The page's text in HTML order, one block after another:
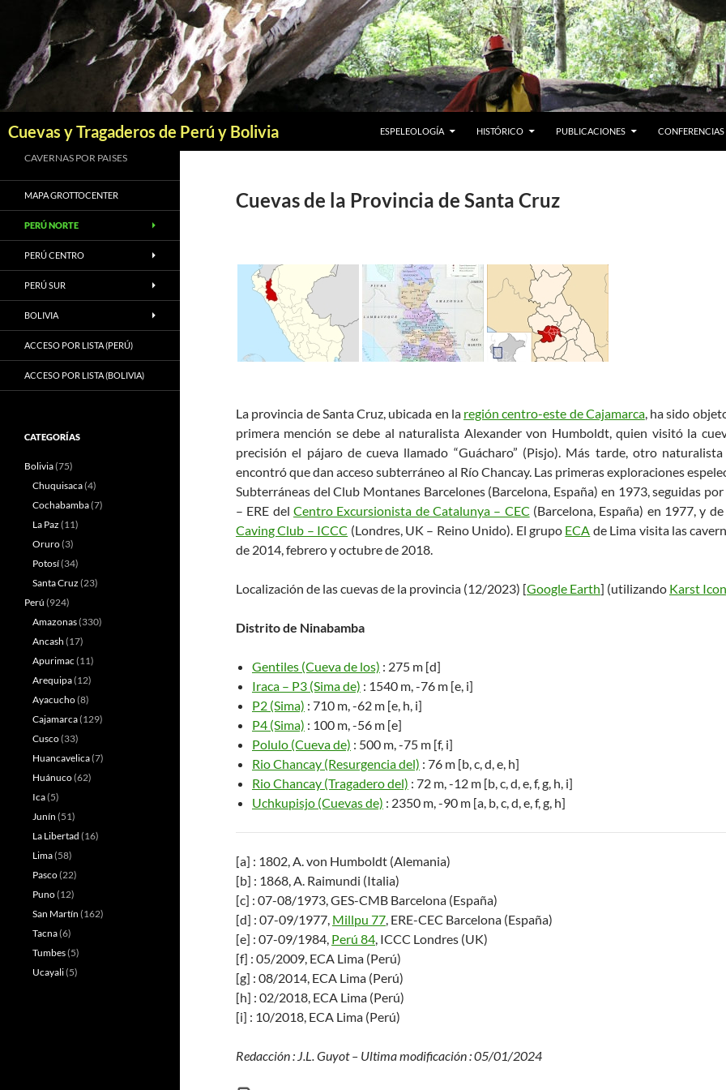
contenido
Cuevas y Tragaderos de Perú y Bolivia ESPELEOLOGÍA HISTÓRICO PUBLICACIONES CONFERENCIAS
Cuevas de la Provincia de Santa Cruz
La provincia de Santa Cruz, ubicada en la región centro-este de Cajamarca, ha sido
primera mención se debe al naturalista Alexander von Humboldt, quien visitó la
precisión el pájaro de cueva llamado “Guácharo” (Pisjo). Más tarde, otro
encontró que dan acceso subterráneo al Río Chancay. Las primeras exploraciones
Subterráneas del Club Montanes Barcelones (Barcelona, España) en 1973, seguidas
– ERE del Centro Excursionista de Catalunya – CEC (Barcelona, España) en 1977, y
Caving Club – ICCC (Londres, UK – Reino Unido). El grupo ECA de Lima visita las
de 2014, febrero y octubre de 2018.
Localización de las cuevas de la provincia (12/2023) [Google Earth] (utilizando Karst
Distrito de Ninabamba
Gentiles (Cueva de los) : 275 m [d]
Iraca – P3 (Sima de) : 1540 m, -76 m [e, i]
P2 (Sima) : 710 m, -62 m [e, h, i]
P4 (Sima) : 100 m, -56 m [e]
Polulo (Cueva de) : 500 m, -75 m [f, i]
Rio Chancay (Resurgencia del) : 76 m [b, c, d, e, h]
Rio Chancay (Tragadero del) : 72 m, -12 m [b, c, d, e, f, g, h, i]
Uchkupisjo (Cuevas de) : 2350 m, -90 m [a, b, c, d, e, f, g, h]
[a] : 1802, A. von Humboldt (Alemania)
[b] : 1868, A. Raimundi (Italia)
[c] : 07-08/1973, GES-CMB Barcelona (España)
[d] : 07-09/1977, Millpu 77, ERE-CEC Barcelona (España)
[e] : 07-09/1984, Perú 84, ICCC Londres (UK)
[f] : 05/2009, ECA Lima (Perú)
[g] : 08/2014, ECA Lima (Perú)
[h] : 02/2018, ECA Lima (Perú)
[i] : 10/2018, ECA Lima (Perú)
Redacción : J.L. Guyot – Ultima modificación : 05/01/2024
CAVERNAS POR PAISES
MAPA GROTTOCENTER
PERÚ NORTE
PERÚ CENTRO
PERÚ SUR
BOLIVIA
ACCESO POR LISTA (PERÚ)
ACCESO POR LISTA (BOLIVIA)
CATEGORÍAS
Bolivia(75)
Chuquisaca(4)
Cochabamba(7)
La Paz (11)
Oruro(3)
Potosí(34)
Santa Cruz (23)
Perú (924)
Amazonas(330)
Ancash (17)
Apurimac (11)
Arequipa(12)
Ayacucho(8)
Cajamarca(129)
Cusco(33)
Huancavelica(7)
Huánuco(62)
Ica(5)
Junín (51)
La Libertad (16)
Lima(58)
Pasco(22)
Puno(12)
San Martín (162)
Tacna(6)
Tumbes(5)
Ucayali(5)